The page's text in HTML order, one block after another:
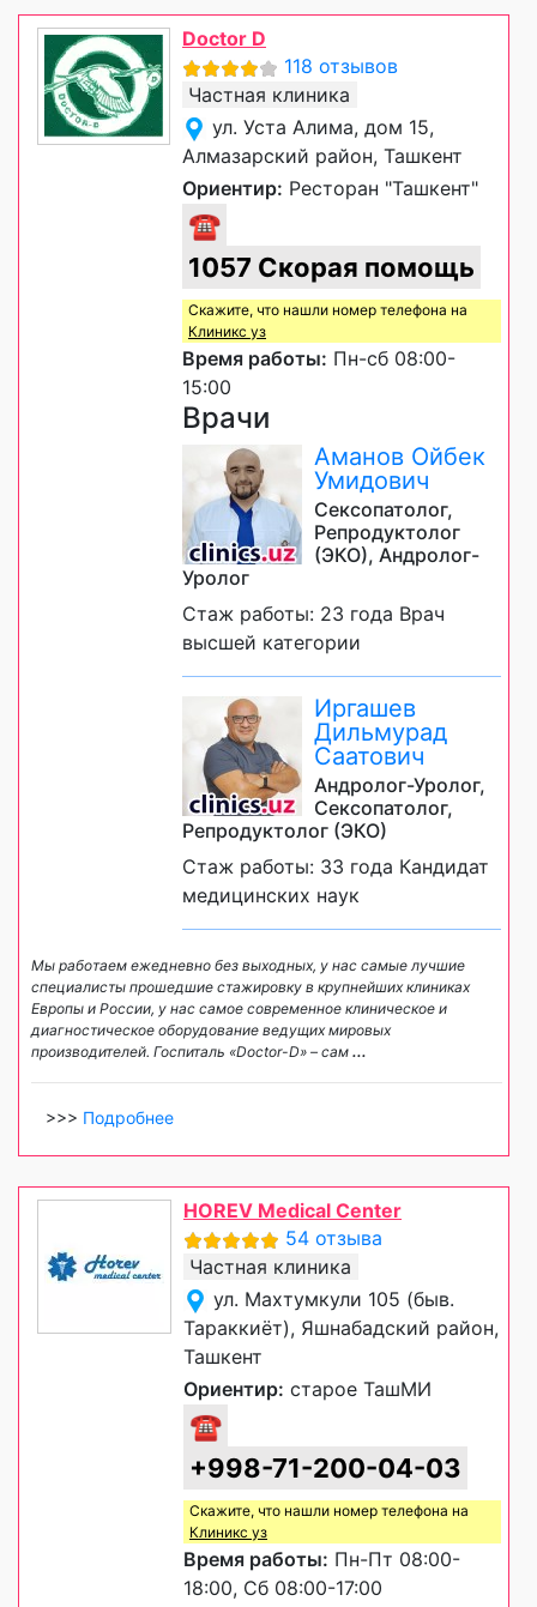
Doctor D
118 отзывов
Частная клиника
ул. Уста Алима, дом 15,
Алмазарский район, Ташкент
Ориентир: Ресторан "Ташкент"
☎
1057 Скорая помощь
Скажите, что нашли номер телефона на
Клиникс уз
Время работы: Пн-сб 08:00-
15:00
Врачи
Аманов Ойбек
Умидович
Сексопатолог,
Репродуктолог
(ЭКО), Андролог-
Уролог
Стаж работы: 23 года Врач
высшей категории
Иргашев
Дильмурад
Саатович
Андролог-Уролог,
Сексопатолог,
Репродуктолог (ЭКО)
Стаж работы: 33 года Кандидат
медицинских наук
Мы работаем ежедневно без выходных, у нас самые лучшие
специалисты прошедшие стажировку в крупнейших клиниках
Европы и России, у нас самое современное клиническое и
диагностическое оборудование ведущих мировых
производителей. Госпиталь «Doctor-D» – сам ...
>>> Подробнее
HOREV Medical Center
54 отзыва
Частная клиника
ул. Махтумкули 105 (быв.
Тараккиёт), Яшнабадский район,
Ташкент
Ориентир: старое ТашМИ
☎
+998-71-200-04-03
Скажите, что нашли номер телефона на
Клиникс уз
Время работы: Пн-Пт 08:00-
18:00, Сб 08:00-17:00